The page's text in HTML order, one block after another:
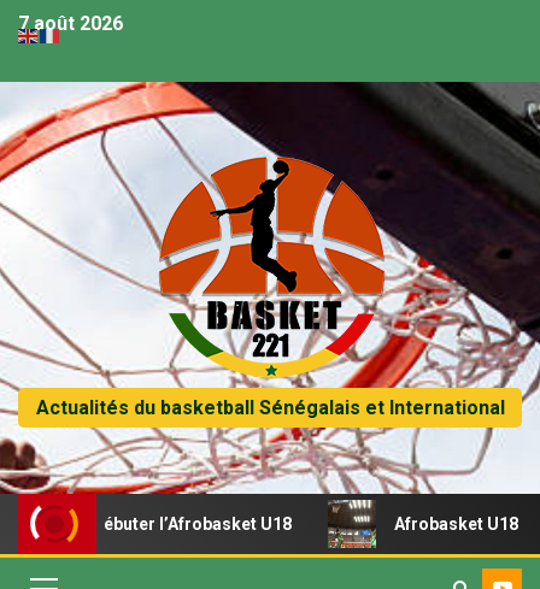
7 août 2026
Actualités du basketball Sénégalais et International
l’Afrobasket U18 Afrobasket U18 – Sénégal vs